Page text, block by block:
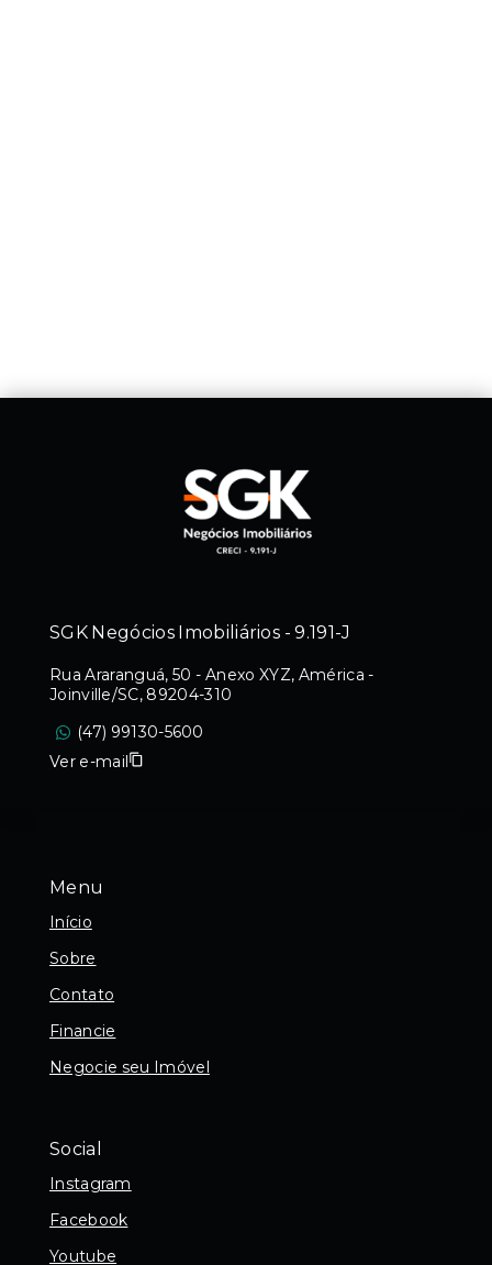
Menu
Início
Sobre
Contato
Financie
Negocie seu Imóvel
Social
Instagram
Facebook
Youtube
SGK Negócios Imobiliários - 9.191-J
Rua Araranguá, 50 - Anexo XYZ, América -
Joinville/SC, 89204-310
(47) 99130-5600
Ver e-mail